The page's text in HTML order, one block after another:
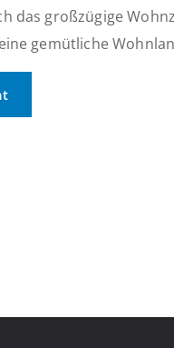
das großzügige
gemütliche